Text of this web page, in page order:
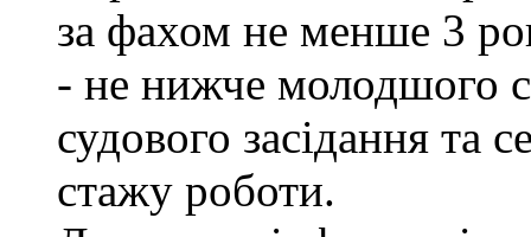
за фахом не менше 3
- не нижче молодшого
судового засідання та
стажу роботи.